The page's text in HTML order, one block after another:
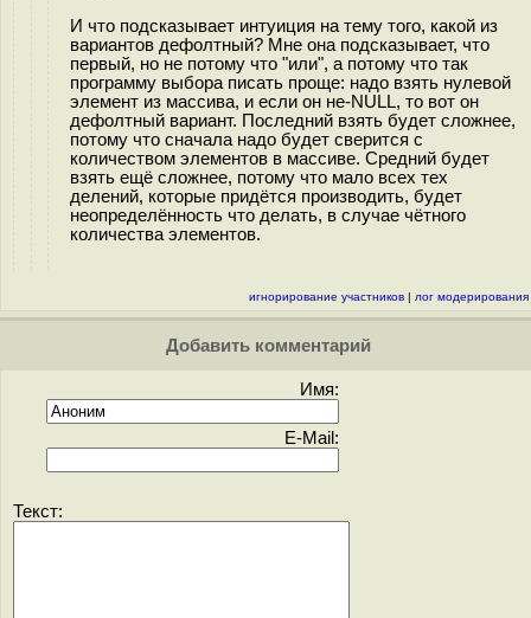
И что подсказывает интуиция на тему того, какой из
вариантов дефолтный? Мне она подсказывает, что
первый, но не потому что "или", а потому что так
программу выбора писать проще: надо взять нулевой
элемент из массива, и если он не-NULL, то вот он
дефолтный вариант. Последний взять будет сложнее,
потому что сначала надо будет сверится с
количеством элементов в массиве. Средний будет
взять ещё сложнее, потому что мало всех тех
делений, которые придётся производить, будет
неопределённость что делать, в случае чётного
количества элементов.
игнорирование участников | лог модерирования
Добавить комментарий
Имя:
E-Mail:
Текст: